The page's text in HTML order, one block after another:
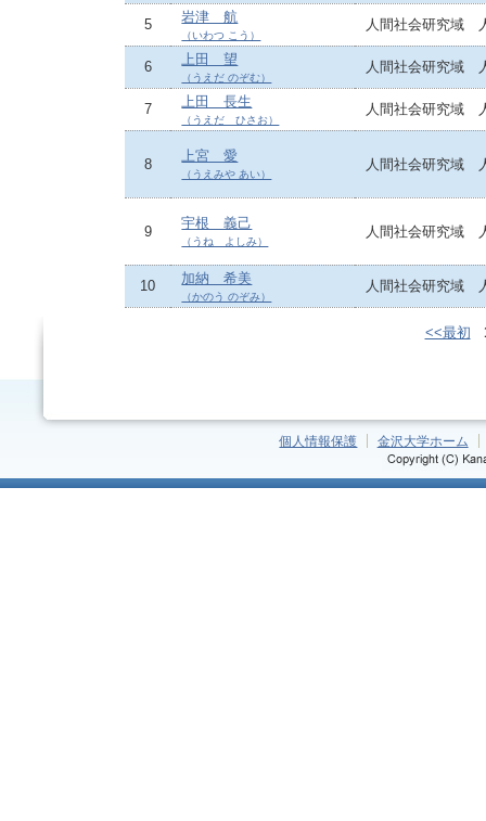
5 岩津 航
（いわつ こう）
人間社会研究域
6 上田 望
（うえだ のぞむ）
人間社会研究域
7 上田 長生
（うえだ ひさお）
人間社会研究域
8
上宮 愛
（うえみや あい）
人間社会研究域
9
宇根 義己
（うね よしみ）
人間社会研究域
10 加納 希美
（かのう のぞみ）
人間社会研究域
<<最初
個人情報保護 金沢大学ホーム